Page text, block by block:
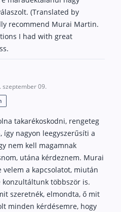
megtakarításos életbiztosítás
kombinált életbiztosítás
💊
– Spórolj évi akár 150 ezer
kalkulátor
(Translated by
recommend Murai Martin.
I had with great
szeptember 09.
takarékoskodni, rengeteg
így nagyon leegyszerűsíti a
nem kell magamnak
utána kérdeznem. Murai
a kapcsolatot, miután
többször is.
szeretnék, elmondta, ő mit
minden kérdésemre, hogy